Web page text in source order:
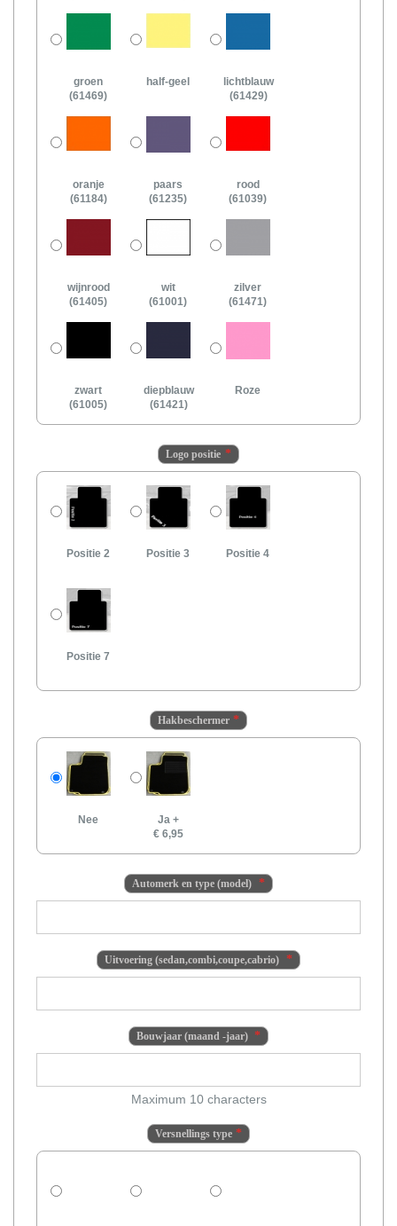
groen
(61469)
half-geel
lichtblauw
(61429)
oranje
(61184)
paars
(61235)
rood
(61039)
wijnrood
(61405)
wit
(61001)
zilver
(61471)
zwart
(61005)
diepblauw
(61421)
Roze
Logo positie
Positie 2 Positie 3 Positie 4
Positie 7
Hakbeschermer
Nee Ja +
€ 6,95
Automerk en type (model)
Uitvoering (sedan,combi,coupe,cabrio)
Bouwjaar (maand -jaar)
Maximum 10 characters
Versnellings type